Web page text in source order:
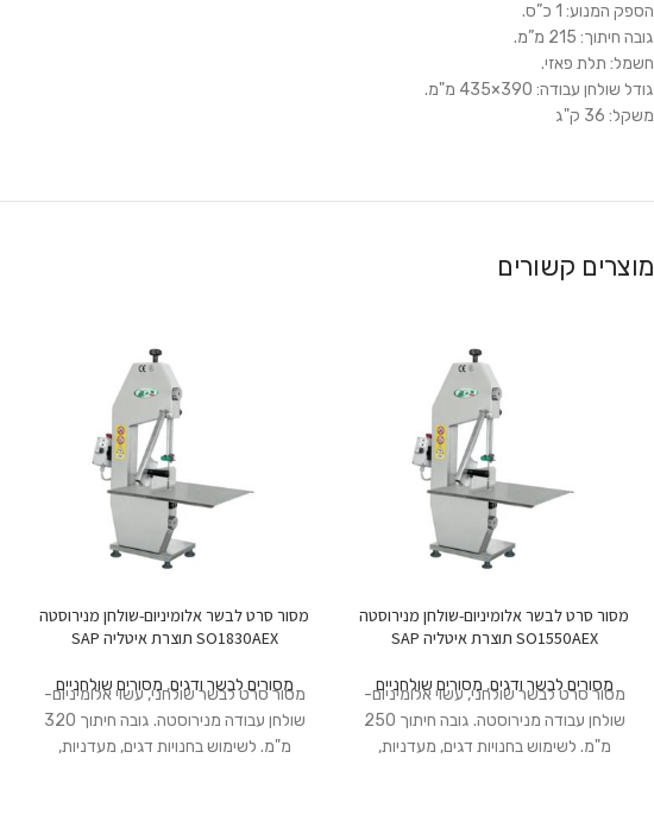
הספק המנוע: 1 כ”ס.
גובה חיתוך: 215 מ”מ.
חשמל: תלת פאזי.
גודל שולחן עבודה: 390×435 מ"מ.
משקל: 36 ק"ג
מוצרים קשורים
מסור סרט לבשר אלומיניום-שולחן מנירוסטה
SO1550AEX תוצרת איטליה SAP
מסורים לבשר ודגים, מסורים שולחניים
מסור סרט לבשר שולחני, עשוי אלומיניום-
שולחן עבודה מנירוסטה. גובה חיתוך 250
מ"מ. לשימוש בחנויות דגים, מעדניות,
מסור סרט לבשר אלומיניום-שולחן מנירוסטה
SO1830AEX תוצרת איטליה SAP
מסורים לבשר ודגים, מסורים שולחניים
מסור סרט לבשר שולחני, עשוי אלומיניום-
שולחן עבודה מנירוסטה. גובה חיתוך 320
מ"מ. לשימוש בחנויות דגים, מעדניות,